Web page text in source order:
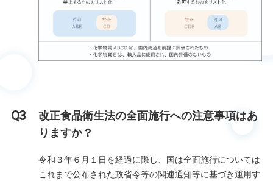
改正食品衛生法の全面施行への注意事項はあ
りますか？
令和３年６月１日を経過に際し、国は全面施行については
これまで公布された政省令等の関連通知等に基づき運用す